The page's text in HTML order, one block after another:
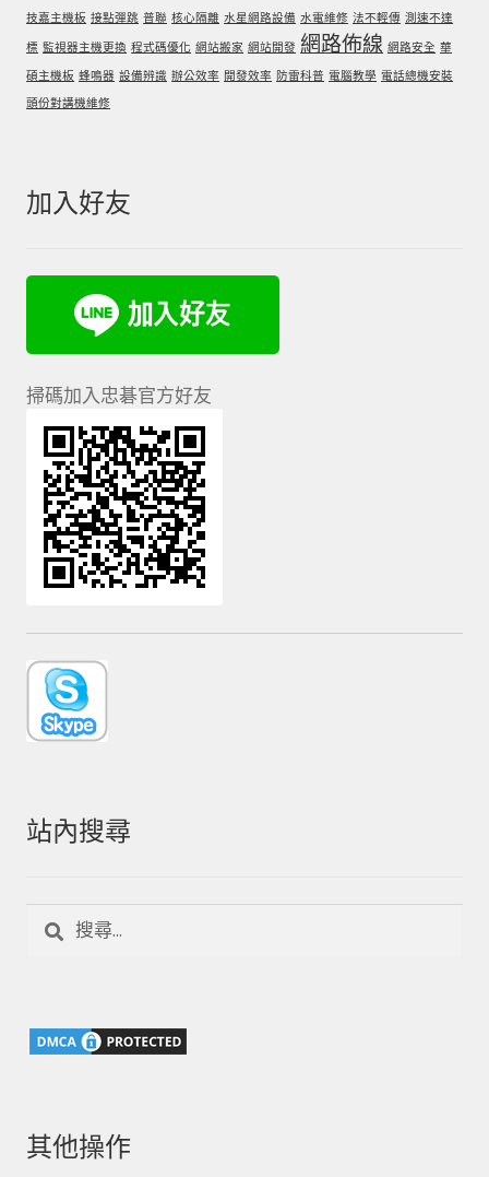
技嘉主機板 接點彈跳 普聯 核心隔離 水星網路設備 水電維修 法不輕傳 測速不達
標 監視器主機更換 程式碼優化 網站搬家 網站開發 網路佈線 網路安全 華
碩主機板 蜂鳴器 設備辨識 辦公效率 開發效率 防雷科普 電腦教學 電話總機安裝
頭份對講機維修
加入好友
掃碼加入忠碁官方好友
站內搜尋
字:
其他操作